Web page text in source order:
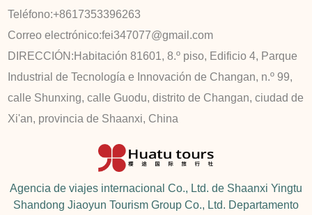
Teléfono:+8617353396263
Correo electrónico:fei347077@gmail.com
DIRECCIÓN: Habitación 81601, 8.º piso, Edificio 4, Parque
Industrial de Tecnología e Innovación de Changan, n.º 99,
calle Shunxing, calle Guodu, distrito de Changan, ciudad de
Xi'an, provincia de Shaanxi, China
Agencia de viajes internacional Co., Ltd. de Shaanxi Yingtu
Shandong Jiaoyun Tourism Group Co., Ltd. Departamento